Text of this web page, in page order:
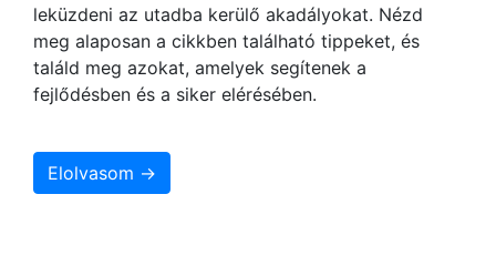
leküzdeni az utadba kerülő akadályokat. Nézd
meg alaposan a cikkben található tippeket, és
találd meg azokat, amelyek segítenek a
fejlődésben és a siker elérésében.
Elolvasom →